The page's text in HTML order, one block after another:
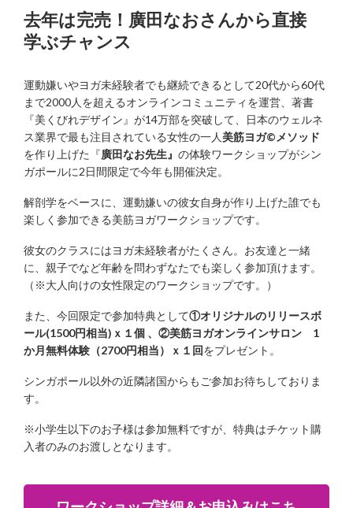
去年は完売！廣田なおさんから直接
学ぶチャンス
運動嫌いやヨガ未経験者でも継続できるとして20代から60代
まで2000人を超えるオンラインコミュニティを運営、著書
『美くびれデザイン』が14万部を突破して、日本のウェルネ
ス業界で最も注目されている女性の一人美筋ヨガ©メソッド
を作り上げた『廣田なお先生』 の体験ワークショップがシン
ガポールに2日間限定で今年も開催決定。
解剖学をベースに、運動嫌いの彼女自身が作り上げた誰でも
楽しく参加できる美筋ヨガワークショップです。
彼女のクラスにはヨガ未経験者がたくさん。お友達と一緒
に、親子でなど年齢を問わずなたでも楽しく参加頂けます。
（※大人向けの女性限定のワークショップです。）
また、今回限定で参加特典として①オリジナルのリリースボ
ール(1500円相当)ｘ１個 、②美筋ヨガオンラインサロン 1
か月無料体験（2700円相当）ｘ１回をプレゼント。
シンガポール以外の近隣諸国からもご参加お待ちしておりま
す。
※小学生以下のお子様は参加無料ですが、特典はチケット購
入者のみのお渡しとなります。